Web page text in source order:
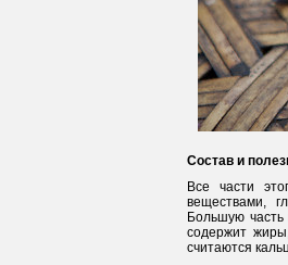
Состав и
Все части
веществами,
Большую часть
содержит
считаются